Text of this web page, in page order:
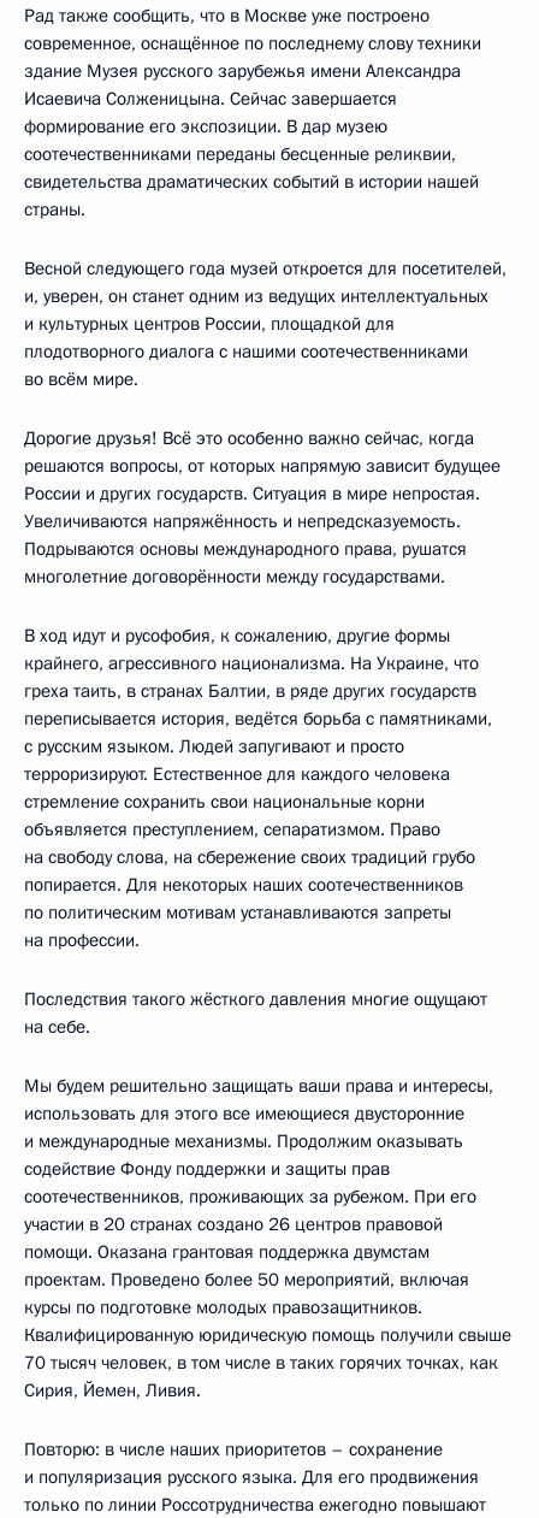
Рад также сообщить, что в Москве уже построено
современное, оснащённое по последнему слову техники
здание Музея русского зарубежья имени Александра
Исаевича Солженицына. Сейчас завершается
формирование его экспозиции. В дар музею
соотечественниками переданы бесценные реликвии,
свидетельства драматических событий в истории нашей
страны.
Весной следующего года музей откроется для посетителей,
и, уверен, он станет одним из ведущих интеллектуальных
и культурных центров России, площадкой для
плодотворного диалога с нашими соотечественниками
во всём мире.
Дорогие друзья! Всё это особенно важно сейчас, когда
решаются вопросы, от которых напрямую зависит будущее
России и других государств. Ситуация в мире непростая.
Увеличиваются напряжённость и непредсказуемость.
Подрываются основы международного права, рушатся
многолетние договорённости между государствами.
В ход идут и русофобия, к сожалению, другие формы
крайнего, агрессивного национализма. На Украине, что
греха таить, в странах Балтии, в ряде других государств
переписывается история, ведётся борьба с памятниками,
с русским языком. Людей запугивают и просто
терроризируют. Естественное для каждого человека
стремление сохранить свои национальные корни
объявляется преступлением, сепаратизмом. Право
на свободу слова, на сбережение своих традиций грубо
попирается. Для некоторых наших соотечественников
по политическим мотивам устанавливаются запреты
на профессии.
Последствия такого жёсткого давления многие ощущают
на себе.
Мы будем решительно защищать ваши права и интересы,
использовать для этого все имеющиеся двусторонние
и международные механизмы. Продолжим оказывать
содействие Фонду поддержки и защиты прав
соотечественников, проживающих за рубежом. При его
участии в 20 странах создано 26 центров правовой
помощи. Оказана грантовая поддержка двумстам
проектам. Проведено более 50 мероприятий, включая
курсы по подготовке молодых правозащитников.
Квалифицированную юридическую помощь получили свыше
70 тысяч человек, в том числе в таких горячих точках, как
Сирия, Йемен, Ливия.
Повторю: в числе наших приоритетов – сохранение
и популяризация русского языка. Для его продвижения
только по линии Россотрудничества ежегодно повышают